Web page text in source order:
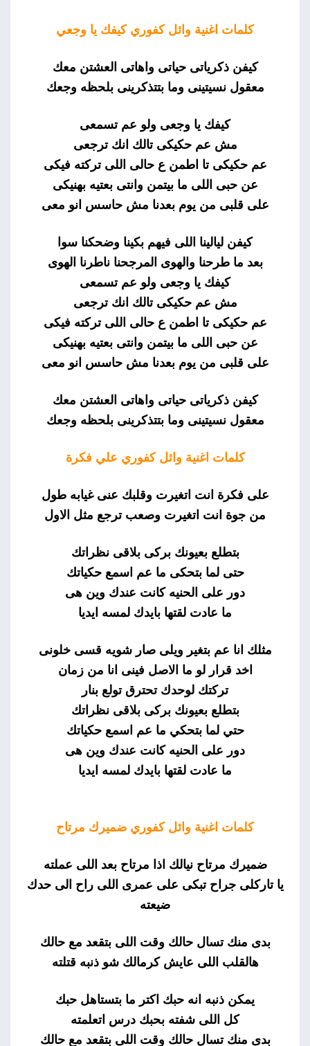
كلمات اغنية وائل كفوري كيفك يا وجعي
كيفن ذكرياتى حياتى واهاتى العشتن معك
معقول نسيتينى وما بتتذكرينى بلحظه وجعك
كيفك يا وجعى ولو عم تسمعى
مش عم حكيكى تالك انك ترجعى
عم حكيكى تا اطمن ع حالى اللى تركته فيكى
عن حبى اللى ما بيتمن وانتى بعتيه بهنيكى
على قلبى من يوم بعدنا مش حاسس انو معى
كيفن ليالينا اللى فيهم بكينا وضحكنا سوا
بعد ما طرحنا والهوى المرجحنا ناطرنا الهوى
كيفك يا وجعى ولو عم تسمعى
مش عم حكيكى تالك انك ترجعى
عم حكيكى تا اطمن ع حالى اللى تركته فيكى
عن حبى اللى ما بيتمن وانتى بعتيه بهنيكى
على قلبى من يوم بعدنا مش حاسس انو معى
كيفن ذكرياتى حياتى واهاتى العشتن معك
معقول نسيتينى وما بتتذكرينى بلحظه وجعك
كلمات اغنية وائل كفوري علي فكرة
على فكرة انت اتغيرت وقلبك عنى غيابه طول
من جوة انت اتغيرت وصعب ترجع مثل الاول
بتطلع بعيونك بركى بلاقى نظراتك
حتى لما بتحكى ما عم اسمع حكياتك
دور على الحنيه كانت عندك وين هى
ما عادت لقتها بايدك لمسه ايديا
مثلك انا عم بتغير ويلى صار شويه قسى خلونى
اخد قرار لو ما الاصل فينى انا من زمان
تركتك لوحدك تحترق تولع بنار
بتطلع بعيونك بركى بلاقى نظراتك
حتي لما بتحكي ما عم اسمع حكياتك
دور على الحنيه كانت عندك وين هى
ما عادت لقتها بايدك لمسه ايديا
كلمات اغنية وائل كفوري ضميرك مرتاح
ضميرك مرتاح نيالك اذا مرتاح بعد اللى عملته
يا تاركلى جراح تبكى على عمرى اللى راح الى حدك
ضيعته
بدى منك تسال حالك وقت اللى بتقعد مع حالك
هالقلب اللى عايش كرمالك شو ذنبه قتلته
يمكن ذنبه انه حبك اكتر ما بتستاهل حبك
كل اللى شفته بحبك درس اتعلمته
بدى منك تسال حالك وقت اللى بتقعد مع حالك